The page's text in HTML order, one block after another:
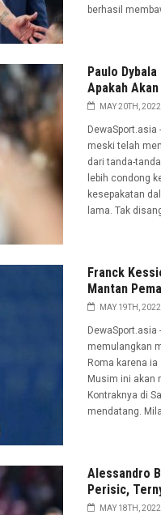
berhasil
Paulo
Apakah
MAY 20TH, 2022
meski telah
dari tanda-
lebih condong
kesepakatan
lama. Tak
Franck
Mantan
MAY 19TH, 2022
DewaSport.asia
memulangkan
Roma karena
Musim ini akan
Kontraknya di
mendatang.
Alessandro
Perisic,
MAY 18TH, 2022